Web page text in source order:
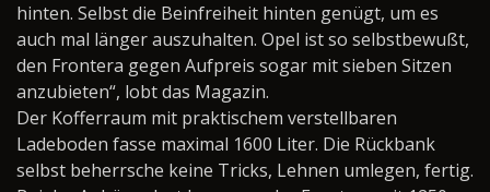
hinten. Selbst die Beinfreiheit hinten genügt, um es
auch mal länger auszuhalten. Opel ist so selbstbewußt,
den Frontera gegen Aufpreis sogar mit sieben Sitzen
anzubieten“, lobt das Magazin.
Der Kofferraum mit praktischem verstellbaren
Ladeboden fasse maximal 1600 Liter. Die Rückbank
selbst beherrsche keine Tricks, Lehnen umlegen, fertig.